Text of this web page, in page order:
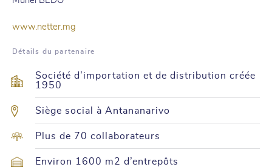
www.netter.mg
Détails du partenaire
Société d’importation et de distribution créée
1950
Siège social à Antananarivo
Plus de 70 collaborateurs
Environ 1600 m2 d’entrepôts